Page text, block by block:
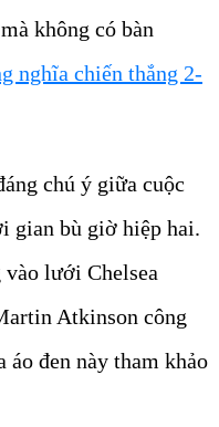
không có bàn
nghĩa chiến thắng 2-
chú ý giữa cuộc
gian bù giờ hiệp hai.
vào lưới Chelsea
Atkinson công
áo đen này tham khảo